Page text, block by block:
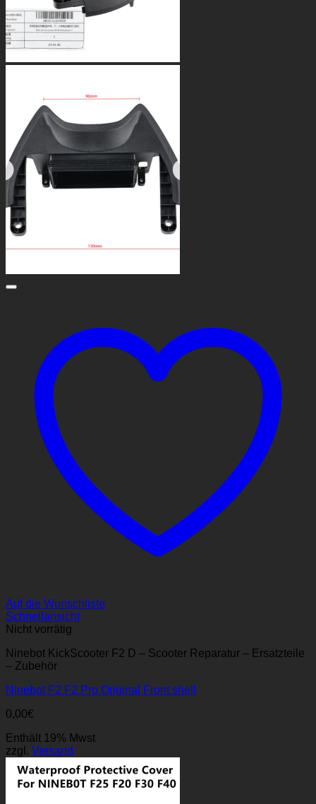
Auf die Wunschliste
Schnellansicht
Nicht vorrätig
Ninebot KickScooter F2 D – Scooter Reparatur – Ersatzteile
– Zubehör
Ninebot F2 F2 Pro Original Front shell
0,00€
Enthält 19% Mwst
zzgl. Versand